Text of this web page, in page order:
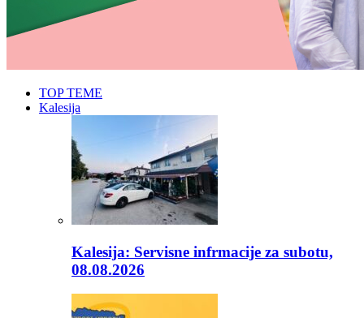
TOP TEME
Kalesija
Kalesija: Servisne infrmacije za subotu,
08.08.2026